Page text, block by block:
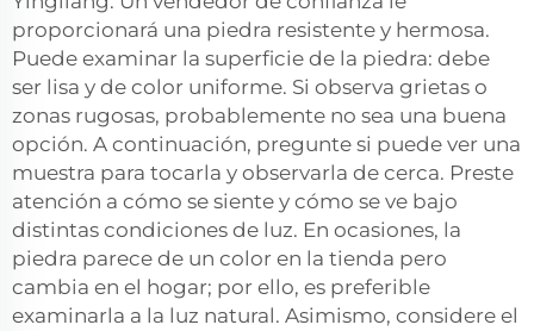
proporcionará una piedra resistente y hermosa.
Puede examinar la superficie de la piedra: debe
ser lisa y de color uniforme. Si observa grietas o
zonas rugosas, probablemente no sea una buena
opción. A continuación, pregunte si puede ver una
muestra para tocarla y observarla de cerca. Preste
atención a cómo se siente y cómo se ve bajo
distintas condiciones de luz. En ocasiones, la
piedra parece de un color en la tienda pero
cambia en el hogar; por ello, es preferible
examinarla a la luz natural. Asimismo, considere el